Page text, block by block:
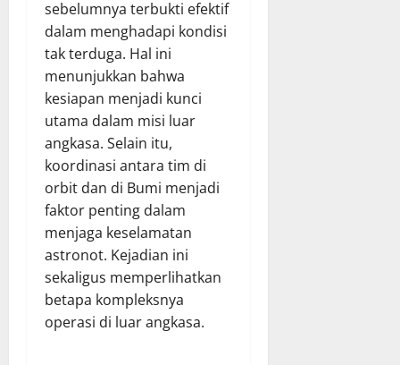
sebelumnya terbukti efektif
dalam menghadapi kondisi
tak terduga. Hal ini
menunjukkan bahwa
kesiapan menjadi kunci
utama dalam misi luar
angkasa. Selain itu,
koordinasi antara tim di
orbit dan di Bumi menjadi
faktor penting dalam
menjaga keselamatan
astronot. Kejadian ini
sekaligus memperlihatkan
betapa kompleksnya
operasi di luar angkasa.